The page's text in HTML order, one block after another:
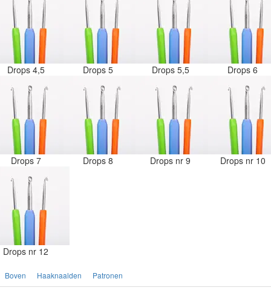
Drops 4,5 Drops 5 Drops 5,5 Drops 6
Drops 7 Drops 8 Drops nr 9 Drops nr 10
Drops nr 12
Boven Haaknaalden Patronen